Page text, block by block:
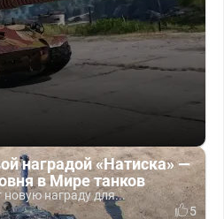
наградой «Натиска» —
в Мире танков
новую награду для...
5